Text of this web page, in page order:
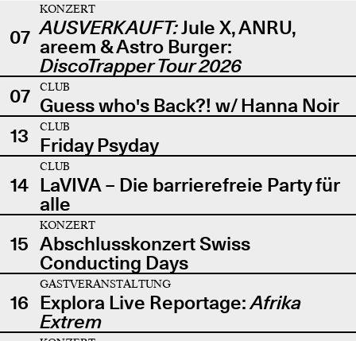
07
KONZERT
AUSVERKAUFT:Jule X, ANRU,
areem & Astro Burger:
DiscoTrapper Tour 2026
07
CLUB
Guess who's Back?! w/ Hanna Noir
13
CLUB
Friday Psyday
14
CLUB
LaVIVA – Die barrierefreie Party für
alle
15
KONZERT
Abschlusskonzert Swiss
Conducting Days
16
GASTVERANSTALTUNG
Explora Live Reportage:Afrika
Extrem